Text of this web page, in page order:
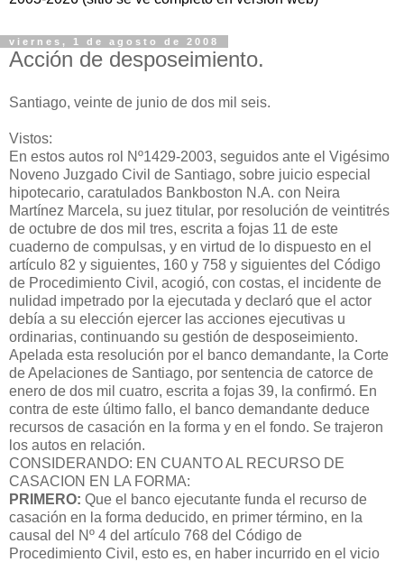
viernes, 1 de agosto de 2008
Acción de desposeimiento.
Santiago, veinte de junio de dos mil seis.
Vistos:
En estos autos rol Nº1429-2003, seguidos ante el Vigésimo
Noveno Juzgado Civil de Santiago, sobre juicio especial
hipotecario, caratulados Bankboston N.A. con Neira
Martínez Marcela, su juez titular, por resolución de veintitrés
de octubre de dos mil tres, escrita a fojas 11 de este
cuaderno de compulsas, y en virtud de lo dispuesto en el
artículo 82 y siguientes, 160 y 758 y siguientes del Código
de Procedimiento Civil, acogió, con costas, el incidente de
nulidad impetrado por la ejecutada y declaró que el actor
debía a su elección ejercer las acciones ejecutivas u
ordinarias, continuando su gestión de desposeimiento.
Apelada esta resolución por el banco demandante, la Corte
de Apelaciones de Santiago, por sentencia de catorce de
enero de dos mil cuatro, escrita a fojas 39, la confirmó. En
contra de este último fallo, el banco demandante deduce
recursos de casación en la forma y en el fondo. Se trajeron
los autos en relación.
CONSIDERANDO: EN CUANTO AL RECURSO DE
CASACION EN LA FORMA:
PRIMERO: Que el banco ejecutante funda el recurso de
casación en la forma deducido, en primer término, en la
causal del Nº 4 del artículo 768 del Código de
Procedimiento Civil, esto es, en haber incurrido en el vicio